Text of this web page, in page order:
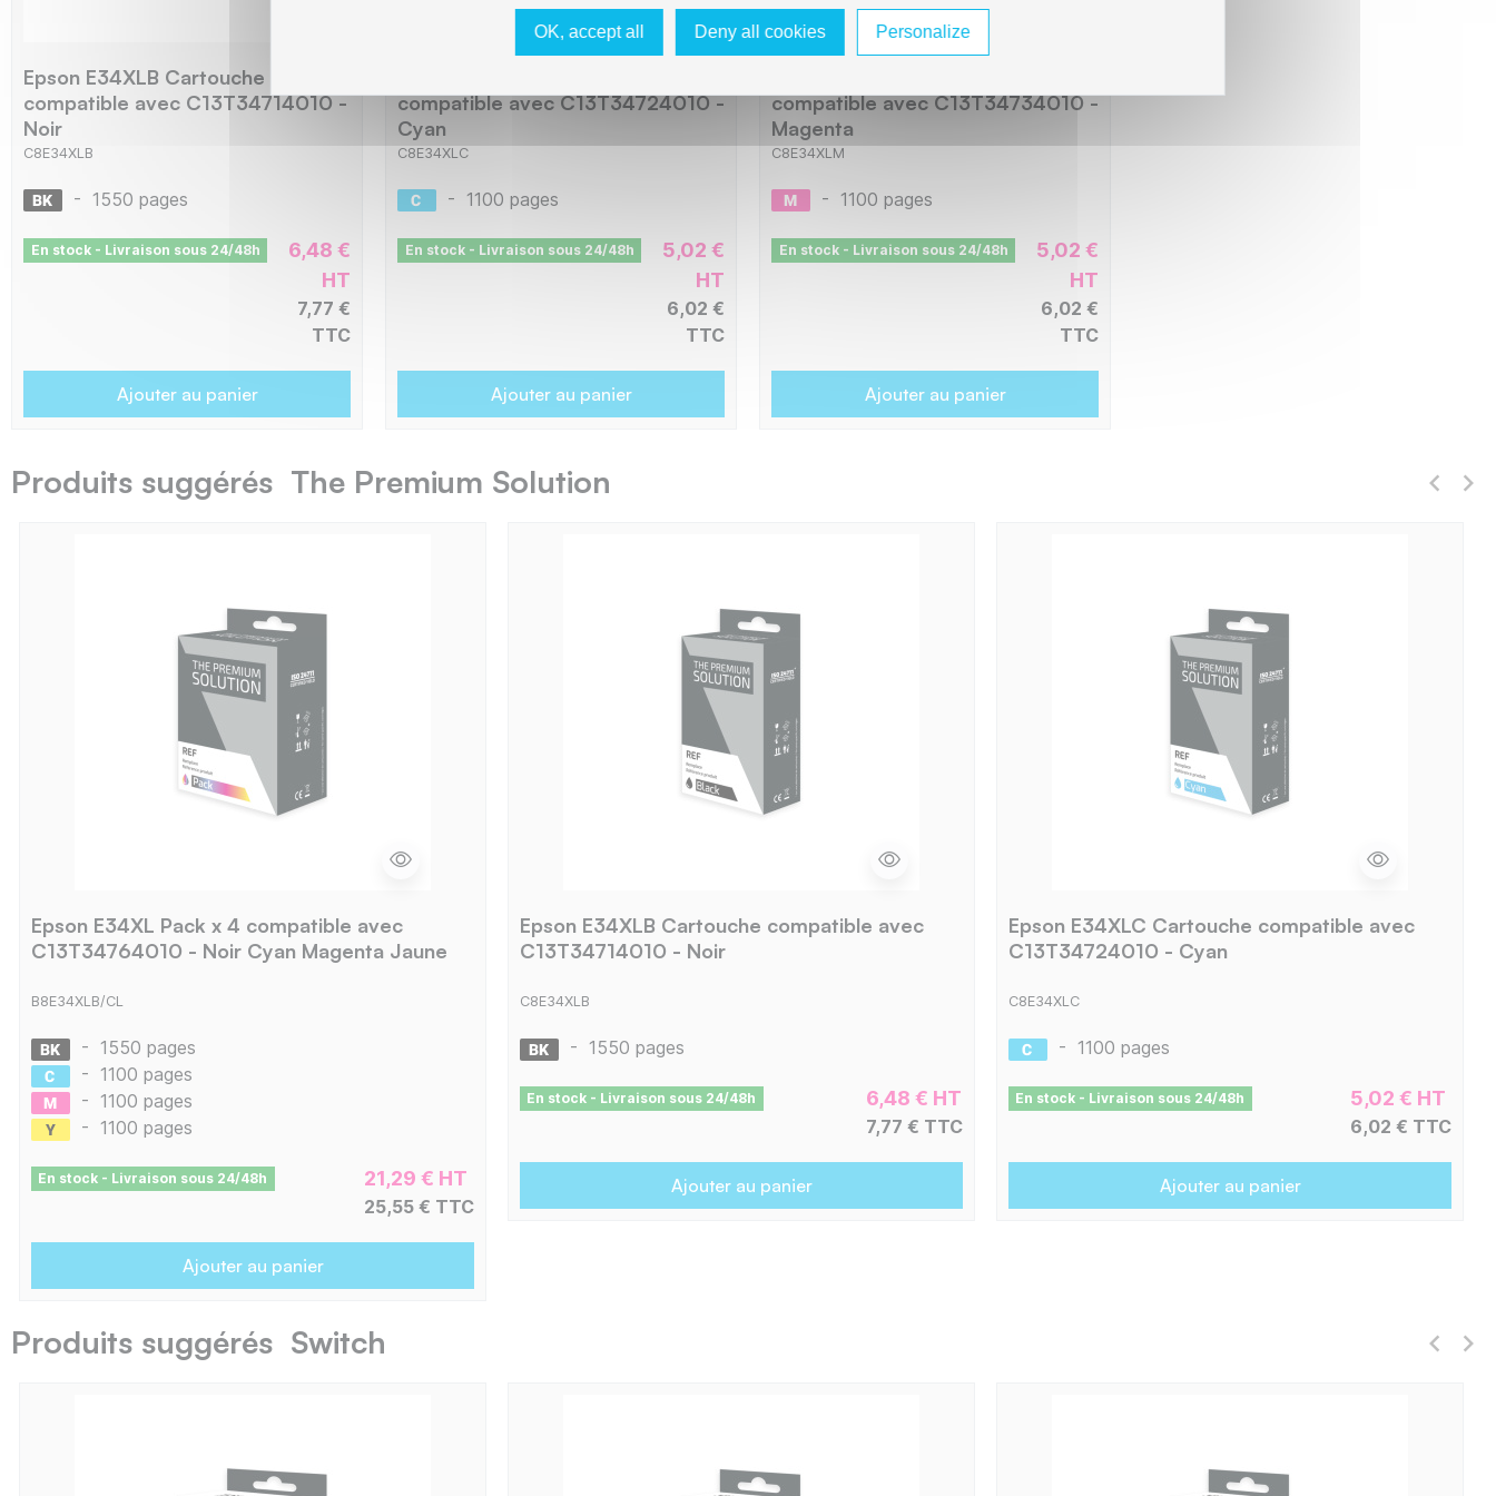
Epson E34XLB Cartouche
compatible avec C13T34714010 -
Noir
C8E34XLB
- 1550 pages
En stock - Livraison sous 24/48h
6,48 €
HT
7,77 €
TTC
Ajouter au panier
compatible avec C13T34724010 -
Cyan
C8E34XLC
- 1100 pages
En stock - Livraison sous 24/48h
5,02 €
HT
6,02 €
TTC
Ajouter au panier
compatible avec C13T34734010 -
Magenta
C8E34XLM
- 1100 pages
En stock - Livraison sous 24/48h
5,02 €
HT
6,02 €
TTC
Ajouter au panier
Produits suggérés The Premium Solution
Epson E34XL Pack x 4 compatible avec
C13T34764010 - Noir Cyan Magenta Jaune
B8E34XLB/CL
- 1550 pages
- 1100 pages
- 1100 pages
- 1100 pages
En stock - Livraison sous 24/48h 21,29 € HT
25,55 € TTC
Ajouter au panier
Epson E34XLB Cartouche compatible avec
C13T34714010 - Noir
C8E34XLB
- 1550 pages
En stock - Livraison sous 24/48h 6,48 € HT
7,77 € TTC
Ajouter au panier
Epson E34XLC Cartouche compatible avec
C13T34724010 - Cyan
C8E34XLC
- 1100 pages
En stock - Livraison sous 24/48h 5,02 € HT
6,02 € TTC
Ajouter au panier
Produits suggérés Switch
OK, accept all Deny all cookies Personalize